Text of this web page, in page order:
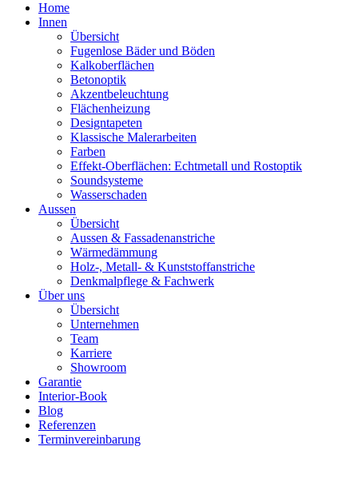
Home
Innen
Übersicht
Fugenlose Bäder und Böden
Kalkoberflächen
Betonoptik
Akzentbeleuchtung
Flächenheizung
Designtapeten
Klassische Malerarbeiten
Farben
Effekt-Oberflächen: Echtmetall und Rostoptik
Soundsysteme
Wasserschaden
Aussen
Übersicht
Aussen & Fassadenanstriche
Wärmedämmung
Holz-, Metall- & Kunststoffanstriche
Denkmalpflege & Fachwerk
Über uns
Übersicht
Unternehmen
Team
Karriere
Showroom
Garantie
Interior-Book
Blog
Referenzen
Terminvereinbarung